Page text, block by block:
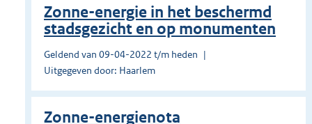
Zonne-energie in het beschermd
stadsgezicht en op monumenten
Geldend van 09-04-2022 t/m heden
Uitgegeven door: Haarlem
Zonne-energienota